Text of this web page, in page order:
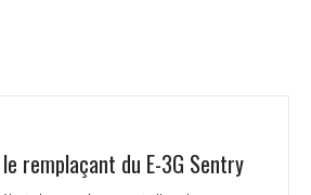
le remplaçant du E-3G Sentry